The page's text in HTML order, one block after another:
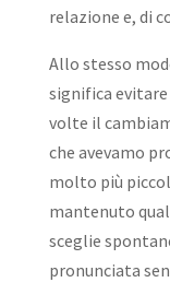
relazione e, di
Allo stesso
significa
volte il
che avevamo
molto più
mantenuto
sceglie
pronunciata